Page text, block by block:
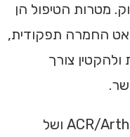
מטרות הטיפול הן
החמרה תפקודית,
צורך
ההמלצות של ACR/Arthritis Foundation ושל